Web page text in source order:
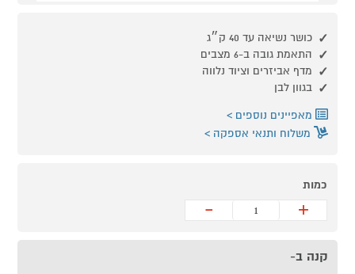
כושר נשיאה עד 40 ק״ג
התאמת גובה ב-6 מצבים
מדף אביזרים וציוד נלווה
בגוון לבן
מאפיינים נוספים
משלוח ותנאי אספקה
כמות
+
-
קנה ב-